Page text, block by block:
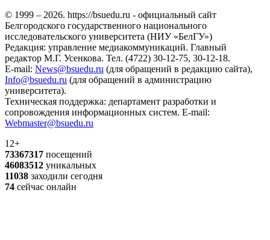
© 1999 – 2026. https://bsuedu.ru - официальный сайт
Белгородского государственного национального
исследовательского университета (НИУ «БелГУ»)
Редакция: управление медиакоммуникаций. Главный
редактор М.Г. Усенкова. Тел. (4722) 30-12-75, 30-12-18.
E-mail: News@bsuedu.ru (для обращений в редакцию сайта),
Info@bsuedu.ru (для обращений в администрацию
университета).
Техническая поддержка: департамент разработки и
сопровождения информационных систем. E-mail:
Webmaster@bsuedu.ru
12+
73367317 посещений
46083512 уникальных
11038 заходили сегодня
74 сейчас онлайн